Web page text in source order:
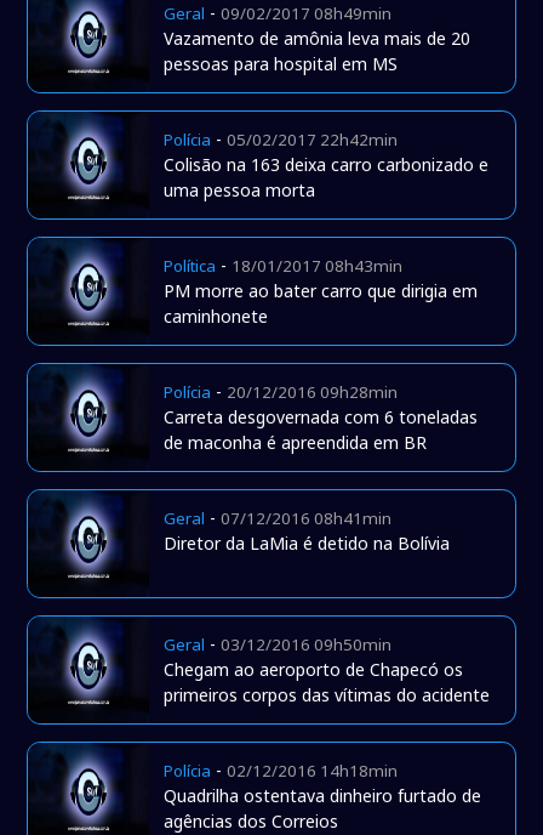
Geral -09/02/2017 08h49min
Vazamento de amônia leva mais de 20
pessoas para hospital em MS
Polícia -05/02/2017 22h42min
Colisão na 163 deixa carro carbonizado e
uma pessoa morta
Política - 18/01/2017 08h43min
PM morre ao bater carro que dirigia em
caminhonete
Polícia - 20/12/2016 09h28min
Carreta desgovernada com 6 toneladas
de maconha é apreendida em BR
Geral -07/12/2016 08h41min
Diretor da LaMia é detido na Bolívia
Geral -03/12/2016 09h50min
Chegam ao aeroporto de Chapecó os
primeiros corpos das vítimas do acidente
Polícia -02/12/2016 14h18min
Quadrilha ostentava dinheiro furtado de
agências dos Correios